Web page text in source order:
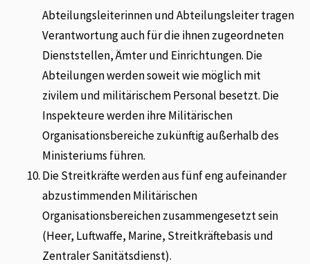
Abteilungsleiterinnen und Abteilungsleiter tragen
Verantwortung auch für die ihnen zugeordneten
Dienststellen, Ämter und Einrichtungen. Die
Abteilungen werden soweit wie möglich mit
zivilem und militärischem Personal besetzt. Die
Inspekteure werden ihre Militärischen
Organisationsbereiche zukünftig außerhalb des
Ministeriums führen.
Die Streitkräfte werden aus fünf eng aufeinander
abzustimmenden Militärischen
Organisationsbereichen zusammengesetzt sein
(Heer, Luftwaffe, Marine, Streitkräftebasis und
Zentraler Sanitätsdienst).